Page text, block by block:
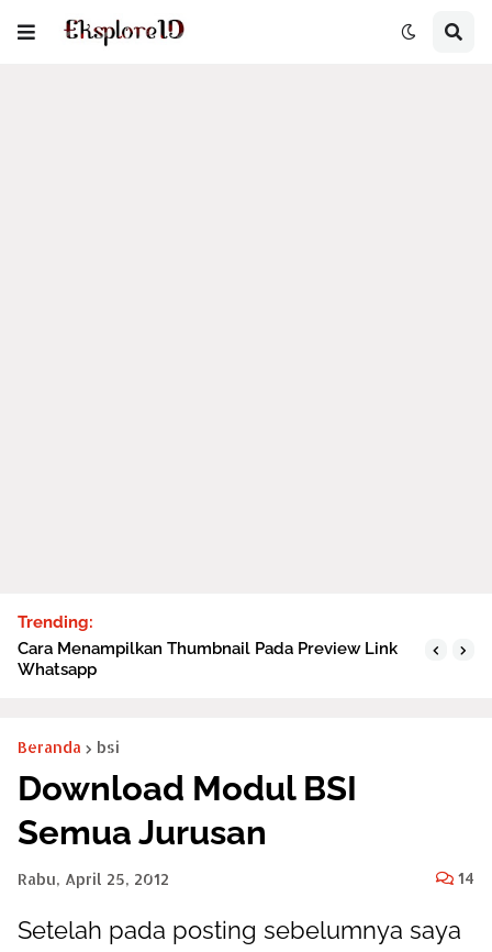
Trending:
Cara Menampilkan Thumbnail Pada Preview Link
Whatsapp
Beranda bsi
Download Modul BSI
Semua Jurusan
Rabu, April 25, 2012 14
Setelah pada posting sebelumnya saya